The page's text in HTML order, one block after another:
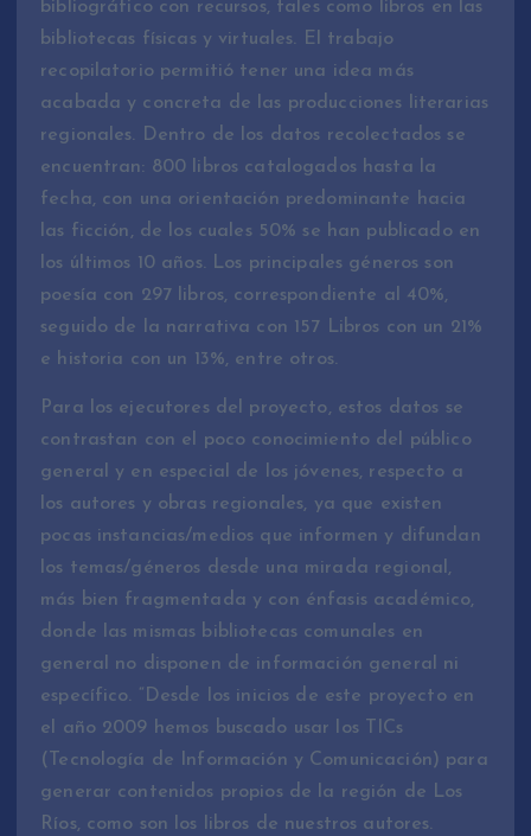
bibliográfico con recursos, tales como libros en las
bibliotecas físicas y virtuales. El trabajo
recopilatorio permitió tener una idea más
acabada y concreta de las producciones literarias
regionales. Dentro de los datos recolectados se
encuentran: 800 libros catalogados hasta la
fecha, con una orientación predominante hacia
las ficción, de los cuales 50% se han publicado en
los últimos 10 años. Los principales géneros son
poesía con 297 libros, correspondiente al 40%,
seguido de la narrativa con 157 Libros con un 21%
e historia con un 13%, entre otros.
Para los ejecutores del proyecto, estos datos se
contrastan con el poco conocimiento del público
general y en especial de los jóvenes, respecto a
los autores y obras regionales, ya que existen
pocas instancias/medios que informen y difundan
los temas/géneros desde una mirada regional,
más bien fragmentada y con énfasis académico,
donde las mismas bibliotecas comunales en
general no disponen de información general ni
específico. “Desde los inicios de este proyecto en
el año 2009 hemos buscado usar los TICs
(Tecnología de Información y Comunicación) para
generar contenidos propios de la región de Los
Ríos, como son los libros de nuestros autores.